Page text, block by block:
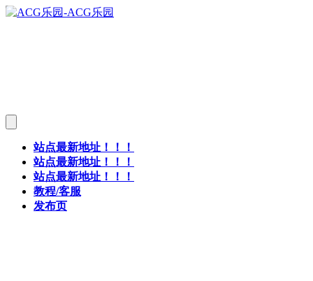
站点最新地址！！！
站点最新地址！！！
站点最新地址！！！
教程/客服
发布页